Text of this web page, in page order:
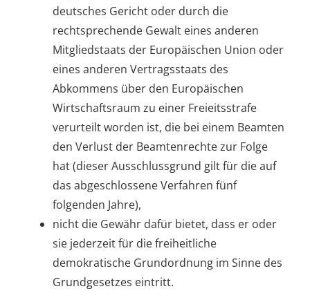
deutsches Gericht oder durch die
rechtsprechende Gewalt eines anderen
Mitgliedstaats der Europäischen Union oder
eines anderen Vertragsstaats des
Abkommens über den Europäischen
Wirtschaftsraum zu einer Freieitsstrafe
verurteilt worden ist, die bei einem Beamten
den Verlust der Beamtenrechte zur Folge
hat (dieser Ausschlussgrund gilt für die auf
das abgeschlossene Verfahren fünf
folgenden Jahre),
nicht die Gewähr dafür bietet, dass er oder
sie jederzeit für die freiheitliche
demokratische Grundordnung im Sinne des
Grundgesetzes eintritt.